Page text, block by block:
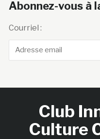
Abonnez-vous à
Courriel :
Club
Culture